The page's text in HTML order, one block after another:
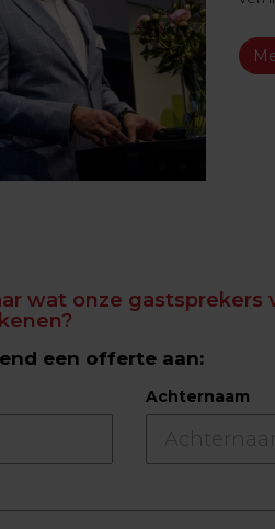
wat onze gastsprekers
een offerte aan:
Achternaam